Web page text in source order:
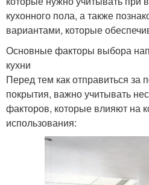
кухонного пола, а также
вариантами, которые
Основные факторы выбора
кухни
Перед тем как отправиться за
покрытия, важно учитывать
факторов, которые влияют на
использования: